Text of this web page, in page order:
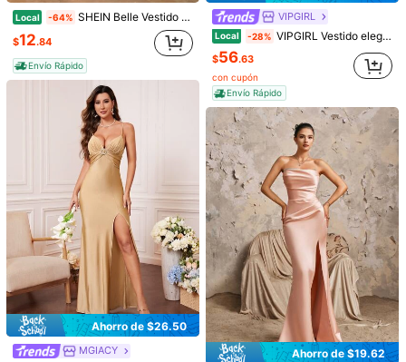
-10% $34.39
Paga ahora, o en 4 pagos de $7.69
SHEIN Belle Vestido De Noche Para Mujer Con
Hombros Descubiertos Y Abertura Alta
5.00 (25
Talla US
(M) 8/10(L) 12(XL)
Guía de Tallas
100%encontró que era fiel a la talla
Local -64% SHEIN Belle Vestido de dama de honor de hombros descubiertos bajo cruzado de satén
$12.84
Envío Rápido
Ahorro de $26.50
MGIACY
VIPGIRL
Local -28% VIPGIRL Vestido elegante de dama de honor: Vestido de satén ajustado sin tirantes para otoño
$56.63
con cupón
Envío Rápido
Ahorro de $19.62